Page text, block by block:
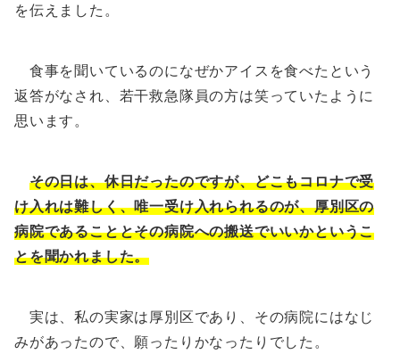
を伝えました。
食事を聞いているのになぜかアイスを食べたという
返答がなされ、若干救急隊員の方は笑っていたように
思います。
その日は、休日だったのですが、どこもコロナで受
け入れは難しく、唯一受け入れられるのが、厚別区の
病院であることとその病院への搬送でいいかというこ
とを聞かれました。
実は、私の実家は厚別区であり、その病院にはなじ
みがあったので、願ったりかなったりでした。